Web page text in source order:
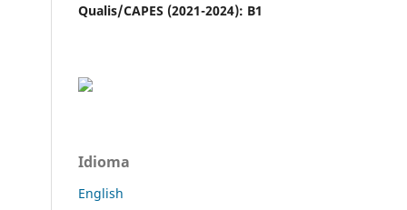
Qualis/CAPES (2021-2024): B1
Idioma
English